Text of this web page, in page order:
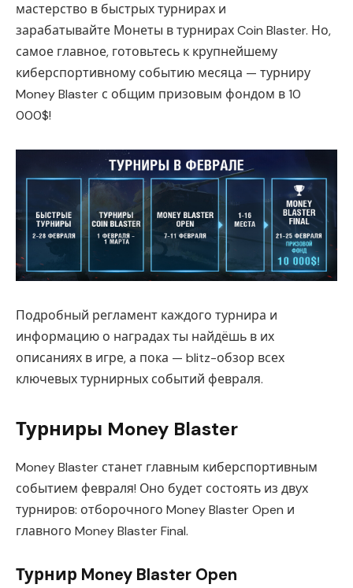
мастерство в быстрых турнирах и
зарабатывайте Монеты в турнирах Coin Blaster. Но,
самое главное, готовьтесь к крупнейшему
киберспортивному событию месяца — турниру
Money Blaster с общим призовым фондом в 10
000$!
Подробный регламент каждого турнира и
информацию о наградах ты найдёшь в их
описаниях в игре, а пока — blitz-обзор всех
ключевых турнирных событий февраля.
Турниры Money Blaster
Money Blaster станет главным киберспортивным
событием февраля! Оно будет состоять из двух
турниров: отборочного Money Blaster Open и
главного Money Blaster Final.
Турнир Money Blaster Open